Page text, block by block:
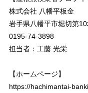
株式会社 八幡平板
岩手県八幡平市堀切第10
0195-74-3898
担当者：工藤 光栄
【ホームページ】
https://hachimantai-